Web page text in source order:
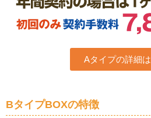
Aタイプの詳細
BタイプBOXの特徴